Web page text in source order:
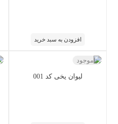
افزودن به سبد خرید
لیوان یخی کد 001
ناموجود